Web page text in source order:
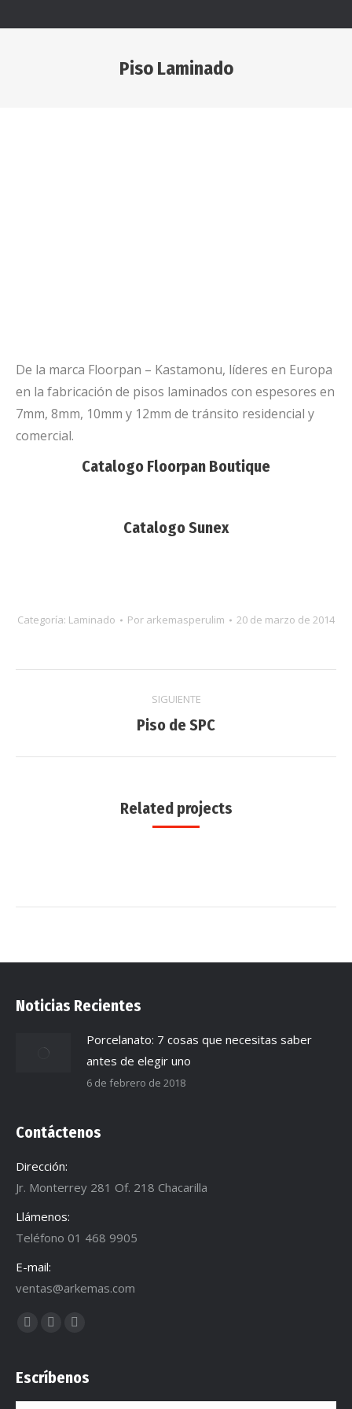
Piso Laminado
De la marca Floorpan – Kastamonu, líderes en Europa
en la fabricación de pisos laminados con espesores en
7mm, 8mm, 10mm y 12mm de tránsito residencial y
comercial.
Catalogo Floorpan Boutique
Catalogo Sunex
Categoría: Laminado Por arkemasperulim 20 de marzo de 2014
SIGUIENTE
Proyecto
Piso de SPC
Related projects
Noticias Recientes
Porcelanato: 7 cosas que necesitas saber
antes de elegir uno
6 de febrero de 2018
Contáctenos
Dirección:
Jr. Monterrey 281 Of. 218 Chacarilla
Llámenos:
Teléfono 01 468 9905
E-mail:
ventas@arkemas.com
Encuéntranos en:
Facebook
opens
Twitter
opens
Dribbble
opens
Escríbenos